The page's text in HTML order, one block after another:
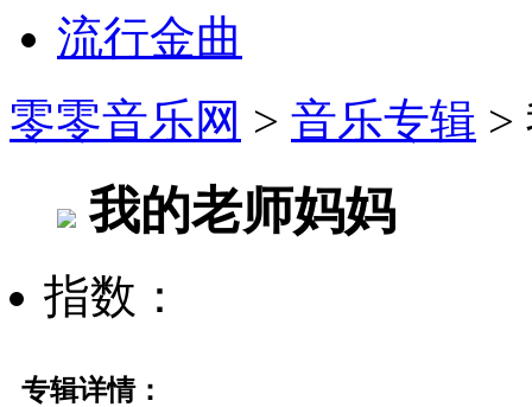
流行金曲
零零音乐网 > 音乐专辑 >
我的老师妈妈
指数：
专辑详情：